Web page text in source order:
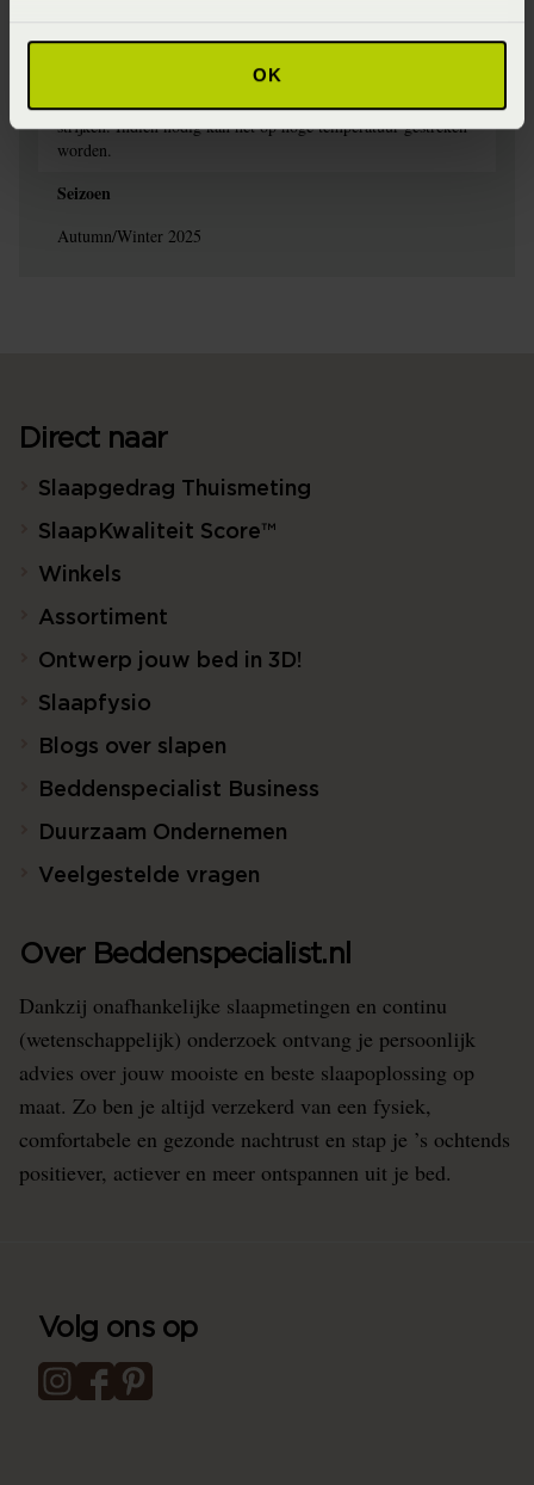
OK
lage temperatuur gedroogd worden in de droger. Haal het
direct uit zodat het zo min mogelijk kreukt en je niet hoeft te
strijken. Indien nodig kan het op hoge temperatuur gestreken
worden.
Seizoen
Autumn/Winter 2025
Direct naar
Slaapgedrag Thuismeting
SlaapKwaliteit Score™
Winkels
Assortiment
Ontwerp jouw bed in 3D!
Slaapfysio
Blogs over slapen
Beddenspecialist Business
Duurzaam Ondernemen
Veelgestelde vragen
Over Beddenspecialist.nl
Dankzij onafhankelijke slaapmetingen en continu
(wetenschappelijk) onderzoek ontvang je persoonlijk
advies over jouw mooiste en beste slaapoplossing op
maat. Zo ben je altijd verzekerd van een fysiek,
comfortabele en gezonde nachtrust en stap je ’s ochtends
positiever, actiever en meer ontspannen uit je bed.
Volg ons op